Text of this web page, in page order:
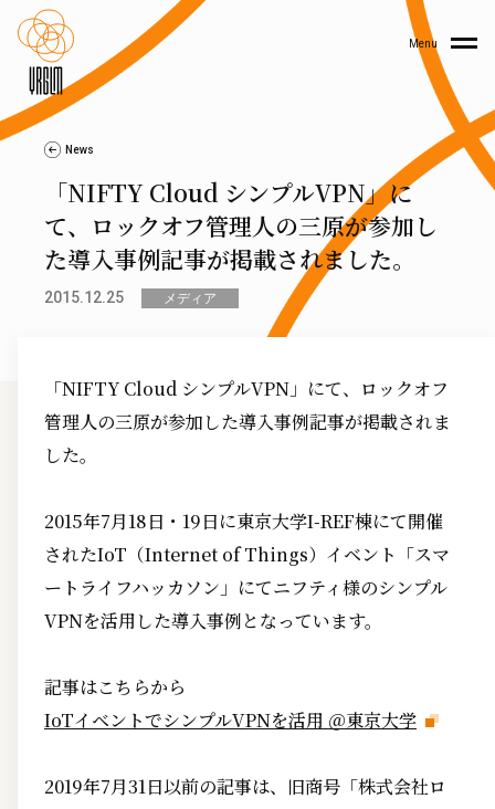
Menu
News
「NIFTY Cloud シンプルVPN」に
て、ロックオフ管理人の三原が参加し
た導入事例記事が掲載されました。
2015.12.25 メディア
「NIFTY Cloud シンプルVPN」にて、ロックオフ
管理人の三原が参加した導入事例記事が掲載されま
した。
2015年7月18日・19日に東京大学I-REF棟にて開催
されたIoT（Internet of Things）イベント「スマ
ートライフハッカソン」にてニフティ様のシンプル
VPNを活用した導入事例となっています。
記事はこちらから
IoTイベントでシンプルVPNを活用 ＠東京大学
2019年7月31日以前の記事は、旧商号「株式会社ロ